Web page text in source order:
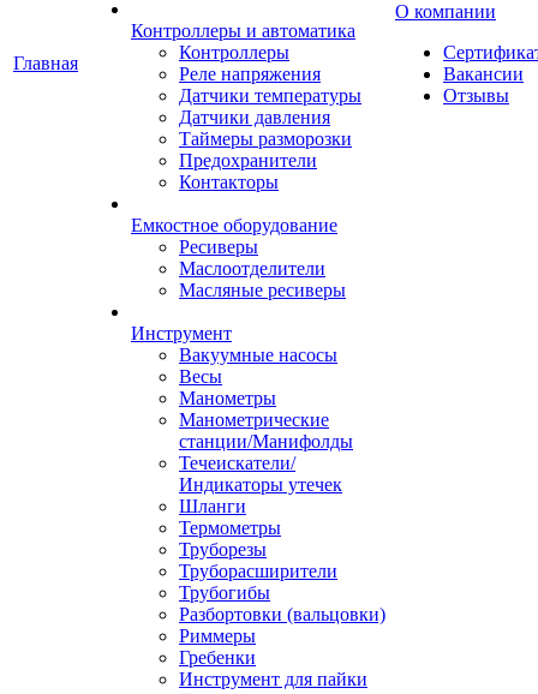
Главная
Контроллеры и автоматика
Контроллеры
Реле напряжения
Датчики температуры
Датчики давления
Таймеры разморозки
Предохранители
Контакторы
Емкостное оборудование
Ресиверы
Маслоотделители
Масляные ресиверы
Инструмент
Вакуумные насосы
Весы
Манометры
Манометрические
станции/Манифолды
Течеискатели/
Индикаторы утечек
Шланги
Термометры
Труборезы
Труборасширители
Трубогибы
Разбортовки (вальцовки)
Риммеры
Гребенки
Инструмент для пайки
О компании
Вакансии
Отзывы